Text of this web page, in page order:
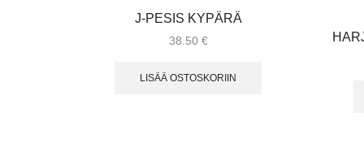
J-PESIS KYPÄRÄ
38.50 €
LISÄÄ OSTOSKORIIN